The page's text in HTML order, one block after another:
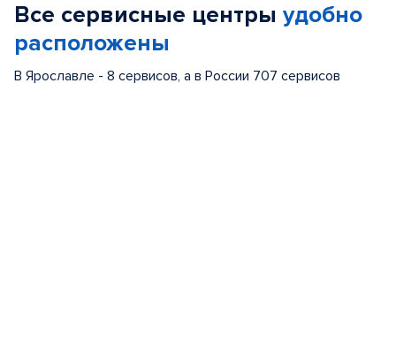
Все сервисные центры удобно
расположены
В Ярославле - 8 сервисов, а в России 707 сервисов